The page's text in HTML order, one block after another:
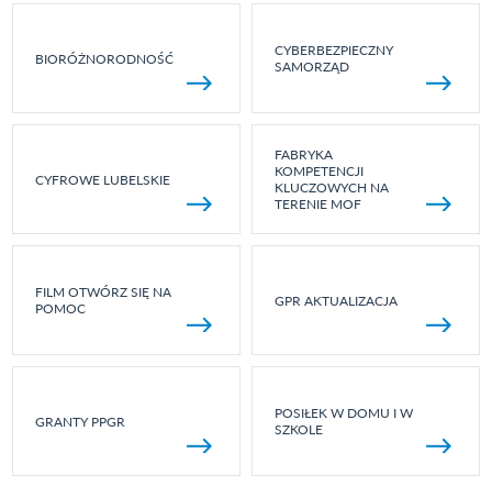
BIORÓŻNORODNOŚĆ
CYBERBEZPIECZNY
SAMORZĄD
CYFROWE LUBELSKIE
FABRYKA
KOMPETENCJI
KLUCZOWYCH NA
TERENIE MOF
FILM OTWÓRZ SIĘ NA
POMOC
GPR AKTUALIZACJA
GRANTY PPGR
POSIŁEK W DOMU I W
SZKOLE